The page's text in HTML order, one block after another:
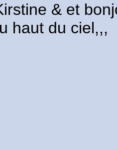
& et
haut du ciel,,,